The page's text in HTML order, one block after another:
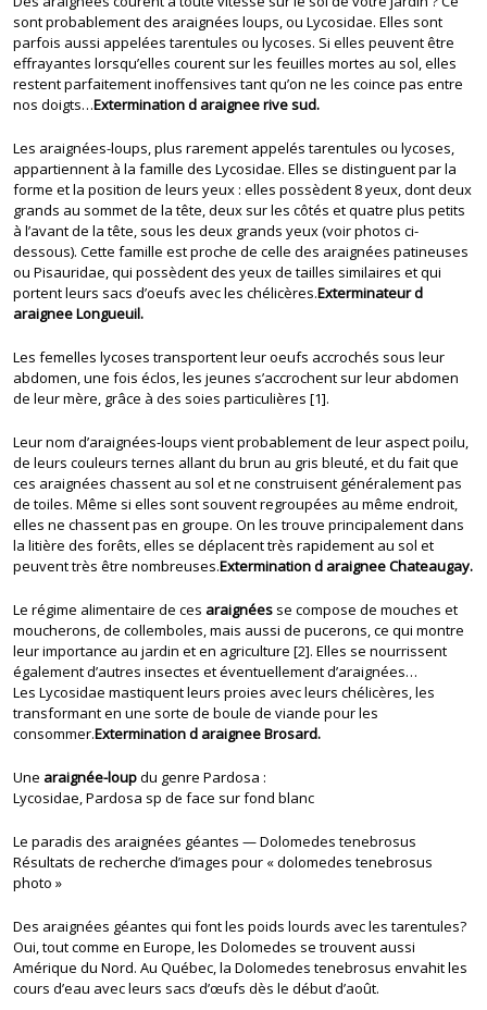
sont probablement des araignées loups, ou Lycosidae. Elles sont
parfois aussi appelées tarentules ou lycoses. Si elles peuvent être
effrayantes lorsqu’elles courent sur les feuilles mortes au sol, elles
restent parfaitement inoffensives tant qu’on ne les coince pas entre
nos doigts…Extermination d araignee rive sud.
Les araignées-loups, plus rarement appelés tarentules ou lycoses,
appartiennent à la famille des Lycosidae. Elles se distinguent par la
forme et la position de leurs yeux : elles possèdent 8 yeux, dont deux
grands au sommet de la tête, deux sur les côtés et quatre plus petits
à l’avant de la tête, sous les deux grands yeux (voir photos ci-
dessous). Cette famille est proche de celle des araignées patineuses
ou Pisauridae, qui possèdent des yeux de tailles similaires et qui
portent leurs sacs d’oeufs avec les chélicères.Exterminateur d
araignee Longueuil.
Les femelles lycoses transportent leur oeufs accrochés sous leur
abdomen, une fois éclos, les jeunes s’accrochent sur leur abdomen
de leur mère, grâce à des soies particulières [1].
Leur nom d’araignées-loups vient probablement de leur aspect poilu,
de leurs couleurs ternes allant du brun au gris bleuté, et du fait que
ces araignées chassent au sol et ne construisent généralement pas
de toiles. Même si elles sont souvent regroupées au même endroit,
elles ne chassent pas en groupe. On les trouve principalement dans
la litière des forêts, elles se déplacent très rapidement au sol et
peuvent très être nombreuses.Extermination d araignee Chateaugay.
Le régime alimentaire de ces araignées se compose de mouches et
moucherons, de collemboles, mais aussi de pucerons, ce qui montre
leur importance au jardin et en agriculture [2]. Elles se nourrissent
également d’autres insectes et éventuellement d’araignées…
Les Lycosidae mastiquent leurs proies avec leurs chélicères, les
transformant en une sorte de boule de viande pour les
consommer.Extermination d araignee Brosard.
Une araignée-loupdu genre Pardosa :
Lycosidae, Pardosa sp de face sur fond blanc
Le paradis des araignées géantes — Dolomedes tenebrosus
Résultats de recherche d’images pour « dolomedes tenebrosus
photo »
Des araignées géantes qui font les poids lourds avec les tarentules?
Oui, tout comme en Europe, les Dolomedes se trouvent aussi
Amérique du Nord. Au Québec, la Dolomedes tenebrosus envahit les
cours d’eau avec leurs sacs d’œufs dès le début d’août.